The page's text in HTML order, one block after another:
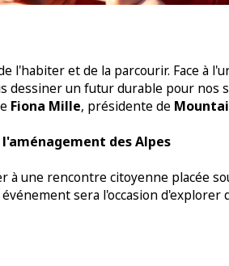
l'habiter et de la parcourir. Face à
dessiner un futur durable pour nos
Fiona Mille, présidente de
des Alpes
à une rencontre citoyenne placée
événement sera l'occasion